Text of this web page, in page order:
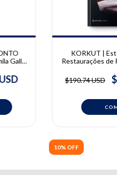
Gallo,
10% OFF
KORKUT |
Restaurações de
$190.74 USD